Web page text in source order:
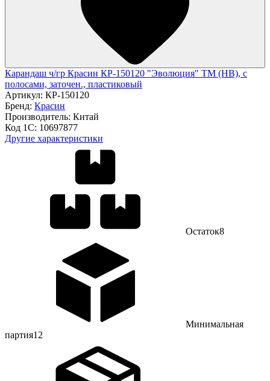
Карандаш ч/гр Красин КР-150120 "Эволюция" ТМ (HB), с
полосами, заточен., пластиковый
Артикул: КР-150120
Бренд: Красин
Производитель: Китай
Код 1С: 10697877
Другие характеристики
Остаток8
Минимальная
партия12